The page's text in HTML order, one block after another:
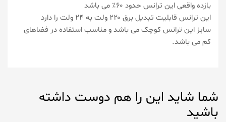
بازده واقعی این ترانس حدود ۶۰٪ می باشد
این ترانس قابلیت تبدیل برق ۲۲۰ ولت به ۲۴ ولت را دارد
سایز این ترانس کوچک می باشد و مناسب استفاده در فضاهای
کم می باشد.
شما شاید این را هم دوست داشته
باشید